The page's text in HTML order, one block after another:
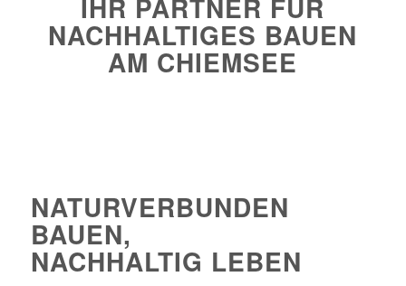
IHR PARTNER FÜR
NACHHALTIGES BAUEN
AM CHIEMSEE
NATURVERBUNDEN
BAUEN,
NACHHALTIG LEBEN